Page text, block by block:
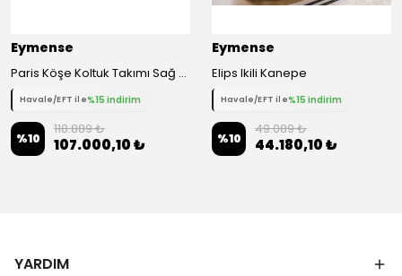
Eymense
Paris Köşe Koltuk Takımı Sağ Köşe Antrasit
Havale/EFT ile%15 indirim
%10
118.889 ₺
107.000,10 ₺
Eymense
Elips Ikili Kanepe
Havale/EFT ile%15 indirim
%10
49.089 ₺
44.180,10 ₺
YARDIM